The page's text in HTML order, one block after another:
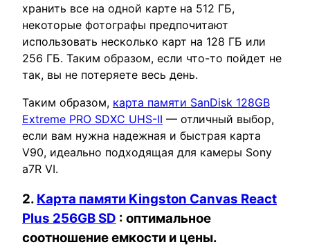
хранить все на одной карте на 512 ГБ,
некоторые фотографы предпочитают
использовать несколько карт на 128 ГБ или
256 ГБ. Таким образом, если что-то пойдет не
так, вы не потеряете весь день.
Таким образом, карта памяти SanDisk 128GB
Extreme PRO SDXC UHS-II — отличный выбор,
если вам нужна надежная и быстрая карта
V90, идеально подходящая для камеры Sony
a7R VI.
2. Карта памяти Kingston Canvas React
Plus 256GB SD : оптимальное
соотношение емкости и цены.